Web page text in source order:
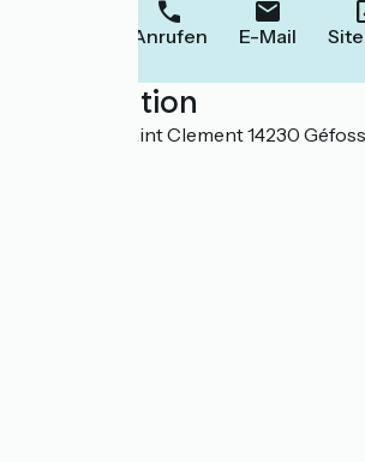
Anrufen E-Mail
Localisation
8 Route de Saint Clement 14230